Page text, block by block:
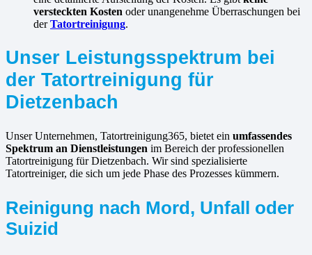
versteckten Kosten oder unangenehme Überraschungen bei
derTatortreinigung.
Unser Leistungsspektrum bei
der Tatortreinigung für
Dietzenbach
Unser Unternehmen, Tatortreinigung365, bietet ein umfassendes
Spektrum an Dienstleistungen im Bereich der professionellen
Tatortreinigung für Dietzenbach. Wir sind spezialisierte
Tatortreiniger, die sich um jede Phase des Prozesses kümmern.
Reinigung nach Mord, Unfall oder
Suizid